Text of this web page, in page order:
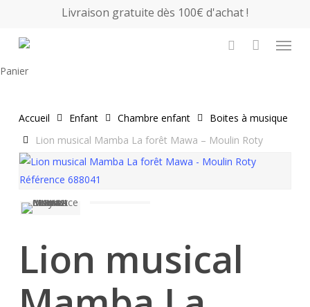
main
Livraison gratuite dès 100€ d'achat !
Menu
PanierClose
Accueil Enfant Chambre enfant
Boites à musique
Lion musical Mamba La forêt Mawa – Moulin Roty
Lion musical